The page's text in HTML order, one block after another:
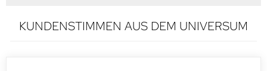
KUNDENSTIMMEN AUS DEM UNIVERSUM